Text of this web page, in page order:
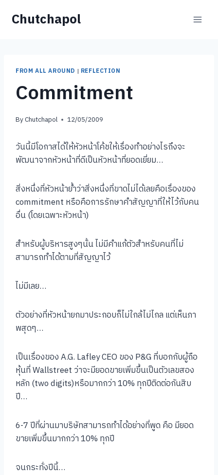
Chutchapol
FROM ALL AROUND | REFLECTION
Commitment
ByChutchapol 12/05/2009
วันนี้มีโอกาสได้ให้หัวหน้าโค้ชให้เรื่องทำอย่างไรถึงจะ
พัฒนาจากหัวหน้าที่ดีเป็นหัวหน้าที่ยอดเยี่ยม…
สิ่งหนึ่งที่หัวหน้าย้ำว่าสิ่งหนึ่งที่ขาดไม่ได้เลยคือเรื่องของ
commitment หรือคือการรักษาคำสัญญาที่ให้ไว้กับคน
อื่น (โดยเฉพาะหัวหน้า)
สำหรับผู้บริหารสูงๆนั้น ไม่มีคำแก้ตัวสำหรับคนที่ไม่
สามารถทำได้ตามที่สัญญาไว้
ไม่มีเลย…
ตัวอย่างที่หัวหน้ายกมาประกอบก็ไม่ใกล้ไม่ไกล แต่เห็นภา
พสุดๆ…
เป็นเรื่องของ A.G. Lafley CEO ของ P&G ที่บอกกับผู้ถือ
หุ้นที่ Wallstreet ว่าจะมียอดขายเพิ่มขึ้นเป็นตัวเลขสอง
หลัก (two digits)หรือมากกว่า 10% ทุกปีติดต่อกันสิบ
ปี…
6-7 ปีที่ผ่านมาบริษัทสามารถทำได้อย่างที่พูด คือ มียอด
ขายเพิ่มขึ้นมากกว่า 10% ทุกปี
จนกระทั่งปีนี้…